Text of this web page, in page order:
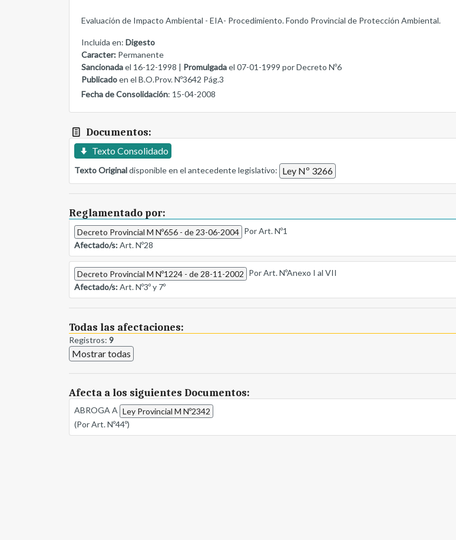
Evaluación de Impacto Ambiental - EIA- Procedimiento. Fondo Provincial de Protección Ambiental.
Incluida en: Digesto
Caracter: Permanente
Sancionadael 16-12-1998 | Promulgadael 07-01-1999 por Decreto Nº6
Publicadoen el B.O.Prov. Nº3642 Pág.3
Fecha de Consolidación: 15-04-2008
Documentos:
Texto Consolidado
Texto Originaldisponible en el antecedente legislativo: Ley Nº 3266
Reglamentado por:
Decreto Provincial M Nº656 - de 23-06-2004 Por Art. Nº1
Afectado/s:Art. Nº28
Decreto Provincial M Nº1224 - de 28-11-2002 Por Art. NºAnexo I al VII
Afectado/s:Art. Nº3º y 7º
Todas las afectaciones:
Registros: 9
Mostrar todas
Afecta a los siguientes Documentos:
ABROGA A Ley Provincial M Nº2342
(Por Art. Nº44º)